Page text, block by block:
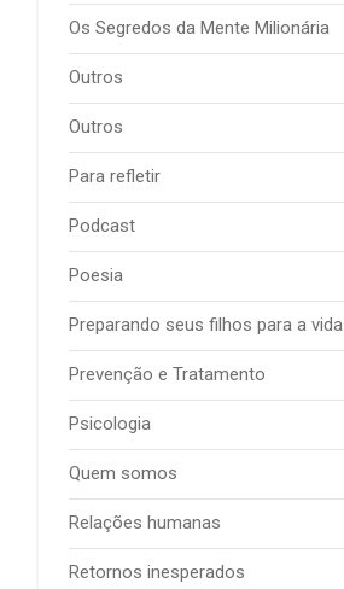
Os Segredos da Mente Milionária
Outros
Outros
Para refletir
Podcast
Poesia
Preparando seus filhos para a vida
Prevenção e Tratamento
Psicologia
Quem somos
Relações humanas
Retornos inesperados